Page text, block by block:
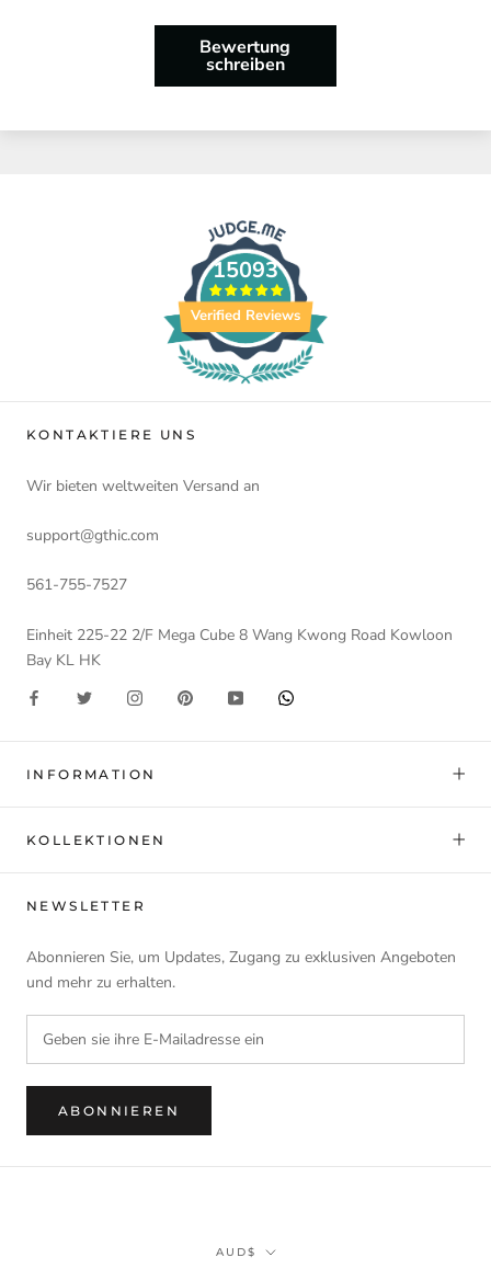
Bewertung
schreiben
15093
Verified Reviews
KONTAKTIERE UNS
Wir bieten weltweiten Versand an
support@gthic.com
561-755-7527
Einheit 225-22 2/F Mega Cube 8 Wang Kwong Road Kowloon
Bay KL HK
INFORMATION
KOLLEKTIONEN
NEWSLETTER
Abonnieren Sie, um Updates, Zugang zu exklusiven Angeboten
und mehr zu erhalten.
ABONNIEREN
Währung
AUD$